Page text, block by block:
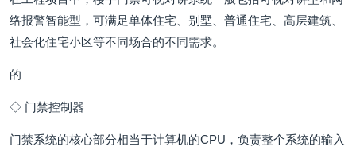
络报警智能型，可满足单体住宅、别墅、普通住宅、高层建筑、
社会化住宅小区等不同场合的不同需求。
的
◇ 门禁控制器
门禁系统的核心部分相当于计算机的CPU，负责整个系统的输入